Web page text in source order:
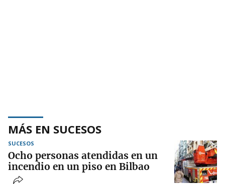
MÁS EN SUCESOS
SUCESOS
Ocho personas atendidas en un
incendio en un piso en Bilbao